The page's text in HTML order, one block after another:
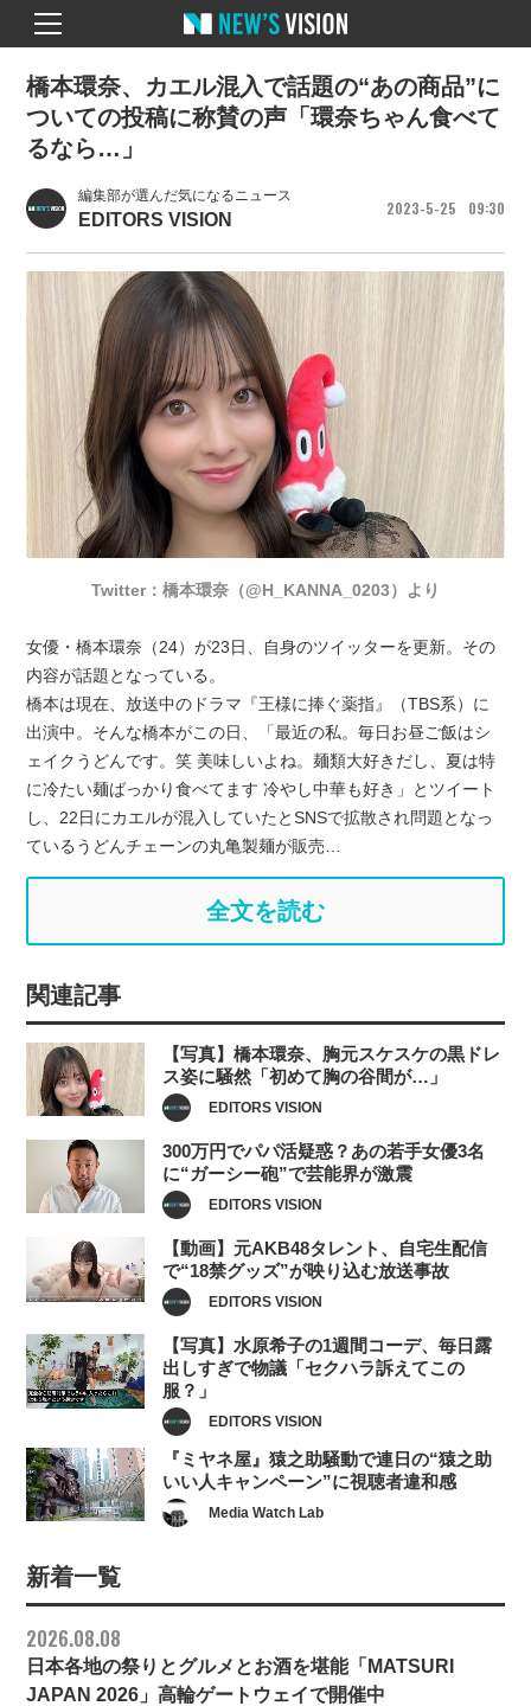
編集部が選んだ気になるニュース
EDITORS VISION
2023 5 25 09 30
橋本環奈、カエル混入で話題の“あの商品”に
ついての投稿に称賛の声「環奈ちゃん食べて
るなら…」
Twitter：橋本環奈（@H_KANNA_0203）より
女優・橋本環奈（24）が23日、自身のツイッターを更新。その
内容が話題となっている。
橋本は現在、放送中のドラマ『王様に捧ぐ薬指』（TBS系）に
出演中。そんな橋本がこの日、「最近の私。毎日お昼ご飯はシ
ェイクうどんです。笑 美味しいよね。麺類大好きだし、夏は特
に冷たい麺ばっかり食べてます 冷やし中華も好き」とツイート
し、22日にカエルが混入していたとSNSで拡散され問題となっ
ているうどんチェーンの丸亀製麺が販売…
全文を読む
関連記事
【写真】橋本環奈、胸元スケスケの黒ドレ
ス姿に騒然「初めて胸の谷間が…」
EDITORS VISION
300万円でパパ活疑惑？あの若手女優3名
に“ガーシー砲”で芸能界が激震
EDITORS VISION
【動画】元AKB48タレント、自宅生配信
で“18禁グッズ”が映り込む放送事故
EDITORS VISION
【写真】水原希子の1週間コーデ、毎日露
出しすぎで物議「セクハラ訴えてこの
服？」
EDITORS VISION
『ミヤネ屋』猿之助騒動で連日の“猿之助
いい人キャンペーン”に視聴者違和感
Media Watch Lab
新着一覧
2026.08.08
日本各地の祭りとグルメとお酒を堪能「MATSURI
JAPAN 2026」高輪ゲートウェイで開催中